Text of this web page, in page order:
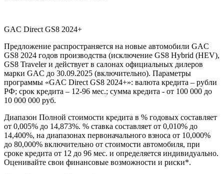
GAC Direct GS8 2024+
Предложение распространяется на новые автомобили GAC
GS8 2024 годов производства (исключение GS8 Hybrid (HEV),
GS8 Traveler и действует в салонах официальных дилеров
марки GAC до 30.09.2025 (включительно). Параметры
программы «GAC Direct GS8 2024+»: валюта кредита – рубли
РФ; срок кредита – 12-96 мес.; сумма кредита - от 100 000 до
10 000 000 руб.
Диапазон Полной стоимости кредита в % годовых составляет
от 0,005% до 14,873%. % ставка составляет от 0,010% до
14,400%, на диапазонах первоначального взноса от 10,000%
до 80,000% включительно от стоимости автомобиля, при
сроке кредита от 12 до 96 мес. и определяется индивидуально.
Оценивайте свои финансовые возможности и риски*.